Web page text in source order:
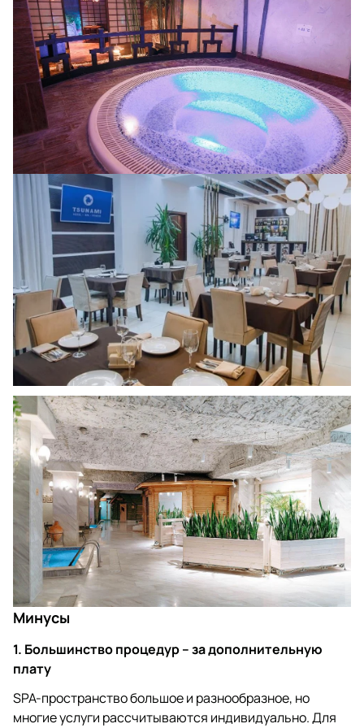
Минусы
1. Большинство процедур – за дополнительную
плату
SPA-пространство большое и разнообразное, но
многие услуги рассчитываются индивидуально. Для